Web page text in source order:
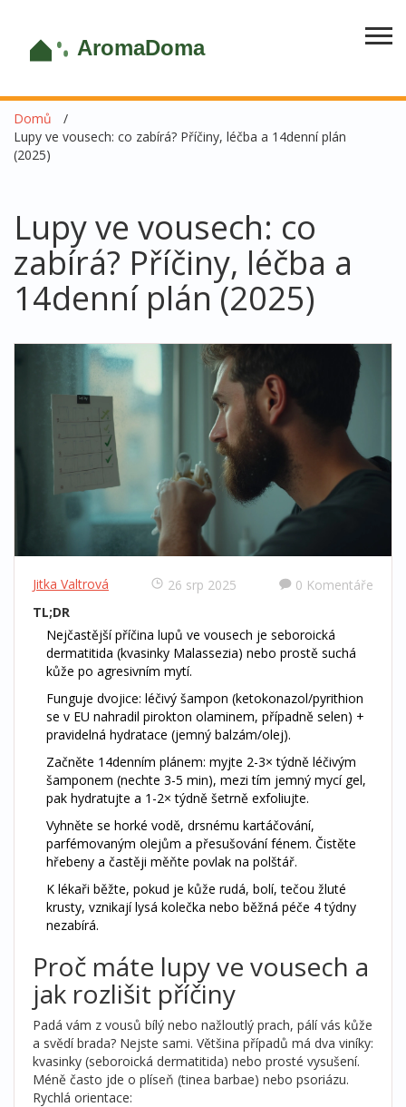
Domů
Lupy ve vousech: co zabírá? Příčiny, léčba a 14denní plán
(2025)
Lupy ve vousech: co
zabírá? Příčiny, léčba a
14denní plán (2025)
Jitka Valtrová 26 srp 2025
0 Komentáře
TL;DR
Nejčastější příčina lupů ve vousech je seboroická
dermatitida (kvasinky Malassezia) nebo prostě suchá
kůže po agresivním mytí.
Funguje dvojice: léčivý šampon (ketokonazol/pyrithion
se v EU nahradil pirokton olaminem, případně selen) +
pravidelná hydratace (jemný balzám/olej).
Začněte 14denním plánem: myjte 2-3× týdně léčivým
šamponem (nechte 3-5 min), mezi tím jemný mycí gel,
pak hydratujte a 1-2× týdně šetrně exfoliujte.
Vyhněte se horké vodě, drsnému kartáčování,
parfémovaným olejům a přesušování fénem. Čistěte
hřebeny a častěji měňte povlak na polštář.
K lékaři běžte, pokud je kůže rudá, bolí, tečou žluté
krusty, vznikají lysá kolečka nebo běžná péče 4 týdny
nezabírá.
Proč máte lupy ve vousech a
jak rozlišit příčiny
Padá vám z vousů bílý nebo nažloutlý prach, pálí vás kůže
a svědí brada? Nejste sami. Většina případů má dva viníky:
kvasinky (seboroická dermatitida) nebo prosté vysušení.
Méně často jde o plíseň (tinea barbae) nebo psoriázu.
Rychlá orientace: